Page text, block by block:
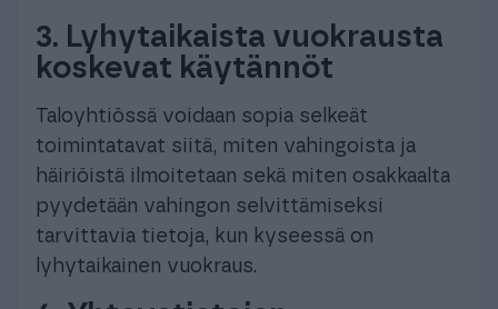
3. Lyhytaikaista vuokrausta
koskevat käytännöt
Taloyhtiössä voidaan sopia selkeät
toimintatavat siitä, miten vahingoista ja
häiriöistä ilmoitetaan sekä miten osakkaalta
pyydetään vahingon selvittämiseksi
tarvittavia tietoja, kun kyseessä on
lyhytaikainen vuokraus.